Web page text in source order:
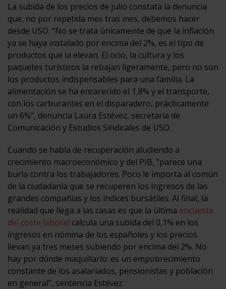
La subida de los precios de julio constata la denuncia
que, no por repetida mes tras mes, debemos hacer
desde USO. “No se trata únicamente de que la inflación
ya se haya instalado por encima del 2%, es el tipo de
productos que la elevan. El ocio, la cultura y los
paquetes turísticos la rebajan ligeramente, pero no son
los productos indispensables para una familia. La
alimentación se ha encarecido el 1,8% y el transporte,
con los carburantes en el disparadero, prácticamente
un 6%”, denuncia Laura Estévez, secretaria de
Comunicación y Estudios Sindicales de USO.
Cuando se habla de recuperación aludiendo a
crecimiento macroeconómico y del PIB, “parece una
burla contra los trabajadores. Poco le importa al común
de la ciudadanía que se recuperen los ingresos de las
grandes compañías y los índices bursátiles. Al final, la
realidad que llega a las casas es que la última encuesta
del coste laboral calcula una subida del 0,1% en los
ingresos en nómina de los españoles y los precios
llevan ya tres meses subiendo por encima del 2%. No
hay por dónde maquillarlo: es un empobrecimiento
constante de los asalariados, pensionistas y población
en general”, sentencia Estévez.